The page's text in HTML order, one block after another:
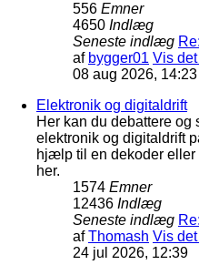
556 Emner
4650 Indlæg
Seneste indlæg
af bygger01 Vis
08 aug 2026, 14:23
Elektronik og digitaldrift
Her kan du debattere
elektronik og digitaldrift
hjælp til en dekoder eller
her.
1574 Emner
12436 Indlæg
Seneste indlæg
afThomash Vis
24 jul 2026, 12:39